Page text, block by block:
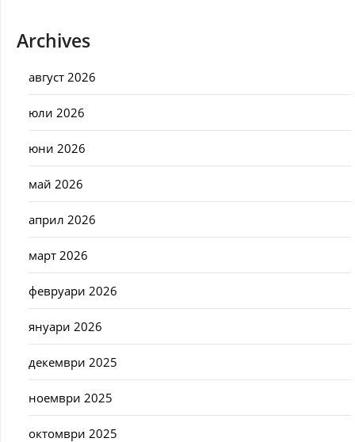
Archives
август 2026
юли 2026
юни 2026
май 2026
април 2026
март 2026
февруари 2026
януари 2026
декември 2025
ноември 2025
октомври 2025